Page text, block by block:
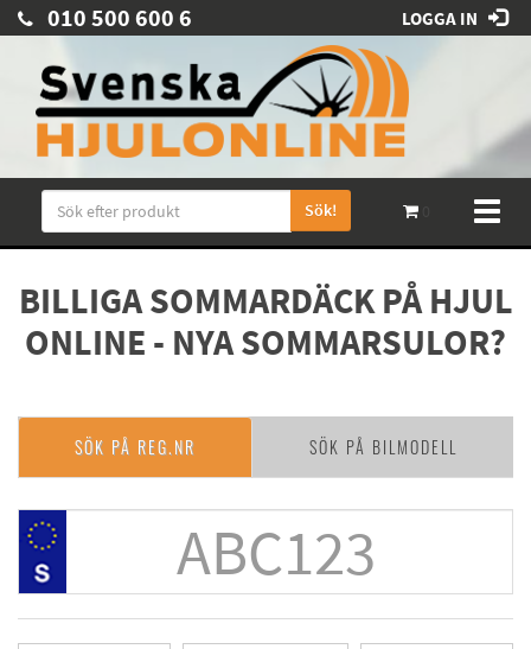
010 500 600 6 LOGGA IN
Sök!
BILLIGA SOMMARDÄCK PÅ HJUL
ONLINE - NYA SOMMARSULOR?
SÖK PÅ REG.NR SÖK PÅ BILMODELL